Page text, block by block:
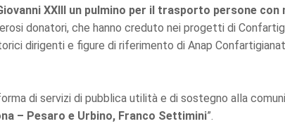
XXIII un pulmino per il trasporto persone con
donatori, che hanno creduto nei progetti di
dirigenti e figure di riferimento di Anap
di servizi di pubblica utilità e di sostegno alla
– Pesaro e Urbino, Franco Settimini”.